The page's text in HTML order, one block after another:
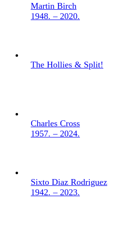
Martin Birch
1948. – 2020.
The Hollies & Split!
Charles Cross
1957. – 2024.
Sixto Diaz Rodriguez
1942. – 2023.